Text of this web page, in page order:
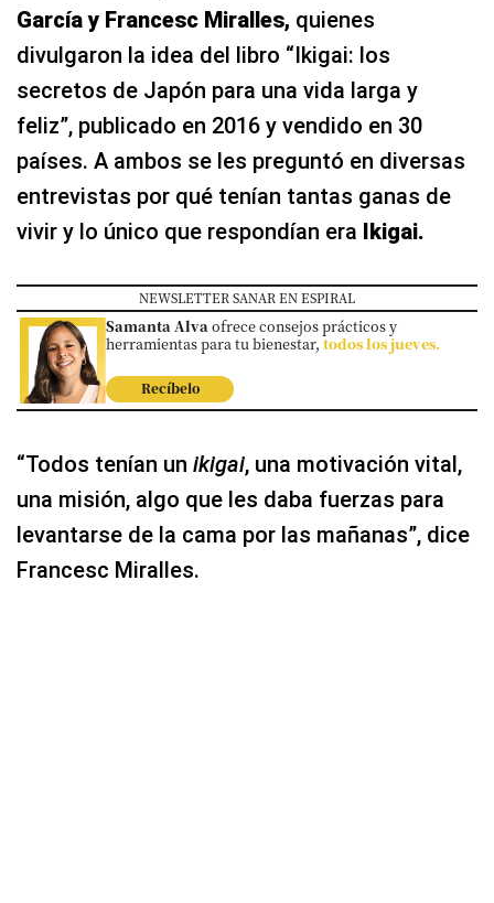
García y Francesc Miralles, quienes
divulgaron la idea del libro “Ikigai: los
secretos de Japón para una vida larga y
feliz”, publicado en 2016 y vendido en 30
países. A ambos se les preguntó en diversas
entrevistas por qué tenían tantas ganas de
vivir y lo único que respondían era Ikigai.
NEWSLETTER SANAR EN ESPIRAL
Samanta Alvaofrece consejos prácticos y
herramientas para tu bienestar,todos los jueves.
Recíbelo
“Todos tenían un ikigai, una motivación vital,
una misión, algo que les daba fuerzas para
levantarse de la cama por las mañanas”, dice
Francesc Miralles.